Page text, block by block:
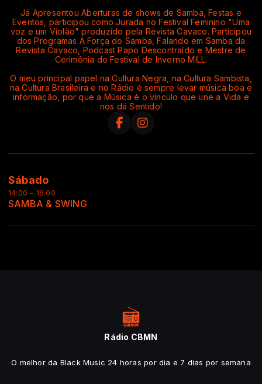
Já Apresentou Aberturas de shows de Samba, Festas e
Eventos, participou como Jurada no Festival Feminino "Uma
voz e um Violão" produzido pela Revista Cavaco. Participou
dos Programas A Força do Samba, Falando em Samba da
Revista Cavaco, Podcast Papo Descontraído e Mestre de
Cerimônia do Festival de Inverno MILL.
O meu principal papel na Cultura Negra, na Cultura Sambista,
na Cultura Brasileira e no Rádio é sempre levar música boa e
informação, por que a Música é o vínculo que une a Vida e
nos dá Sentido!
Sábado
14:00 - 16:00
SAMBA & SWING
Rádio CBMN
O melhor da Black Music 24 horas por dia e 7 dias por semana